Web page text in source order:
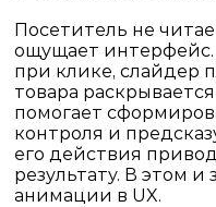
Посетитель не
ощущает интерфейс.
при клике, слайдер
товара
помогает
контроля и
его действия
результату. В этом и
анимации в UX.